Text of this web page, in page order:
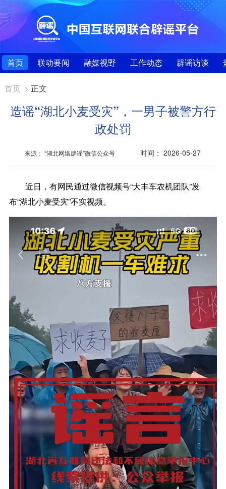
首页 联动要闻 融媒视野 工作动态 辟谣访谈
首页 > 正文
造谣“湖北小麦受灾”，一男子被警方行
政处罚
来源： “湖北网络辟谣”微信公众号 时间： 2026-05-27
近日，有网民通过微信视频号“大丰车农机团队”发
布“湖北小麦受灾”不实视频。